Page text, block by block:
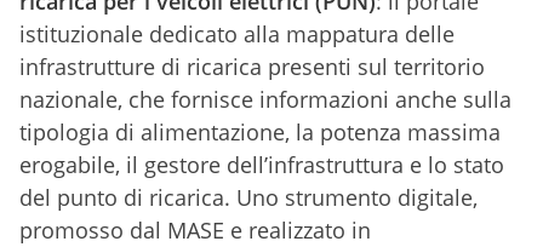
istituzionale dedicato alla mappatura delle
infrastrutture di ricarica presenti sul territorio
nazionale, che fornisce informazioni anche sulla
tipologia di alimentazione, la potenza massima
erogabile, il gestore dell’infrastruttura e lo stato
del punto di ricarica. Uno strumento digitale,
promosso dal MASE e realizzato in